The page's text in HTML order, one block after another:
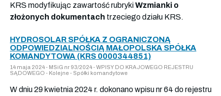
KRS modyfikując zawartość rubrykiWzmianki o
złożonych dokumentach trzeciego działu KRS.
HYDROSOLAR SPÓŁKA Z OGRANICZONĄ
ODPOWIEDZIALNOŚCIĄ MAŁOPOLSKA SPÓŁKA
KOMANDYTOWA (KRS 0000344851)
14 maja 2024 - MSiG nr 93/2024 - WPISY DO KRAJOWEGO REJESTRU
SĄDOWEGO - Kolejne - Spółki komandytowe
W dniu 29 kwietnia 2024 r. dokonano wpisu nr 64 do rejestru